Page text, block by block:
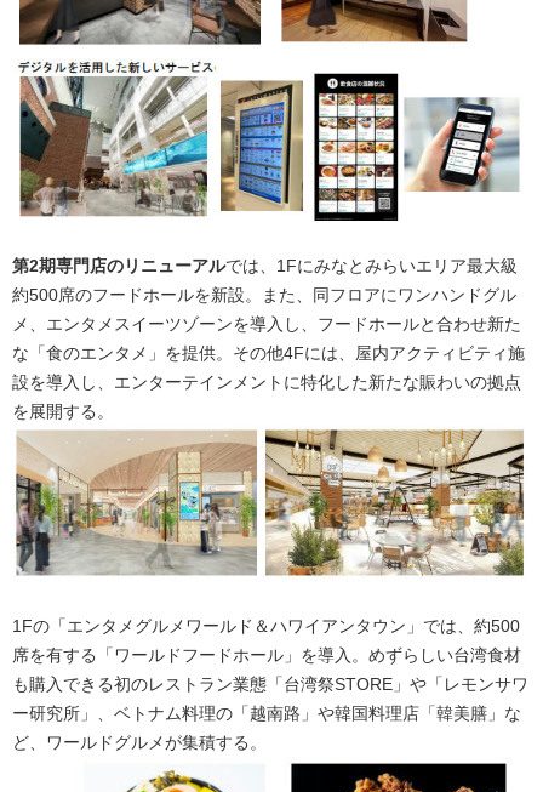
第2期専門店のリニューアルでは、1Fにみなとみらいエリア最大級
約500席のフードホールを新設。また、同フロアにワンハンドグル
メ、エンタメスイーツゾーンを導入し、フードホールと合わせ新た
な「食のエンタメ」を提供。その他4Fには、屋内アクティビティ施
設を導入し、エンターテインメントに特化した新たな賑わいの拠点
を展開する。
1Fの「エンタメグルメワールド＆ハワイアンタウン」では、約500
席を有する「ワールドフードホール」を導入。めずらしい台湾食材
も購入できる初のレストラン業態「台湾祭STORE」や「レモンサワ
ー研究所」、ベトナム料理の「越南路」や韓国料理店「韓美膳」な
ど、ワールドグルメが集積する。